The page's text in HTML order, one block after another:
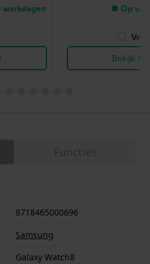
● Op
Bekijk
8718465000696
Samsung
Galaxy Watch8